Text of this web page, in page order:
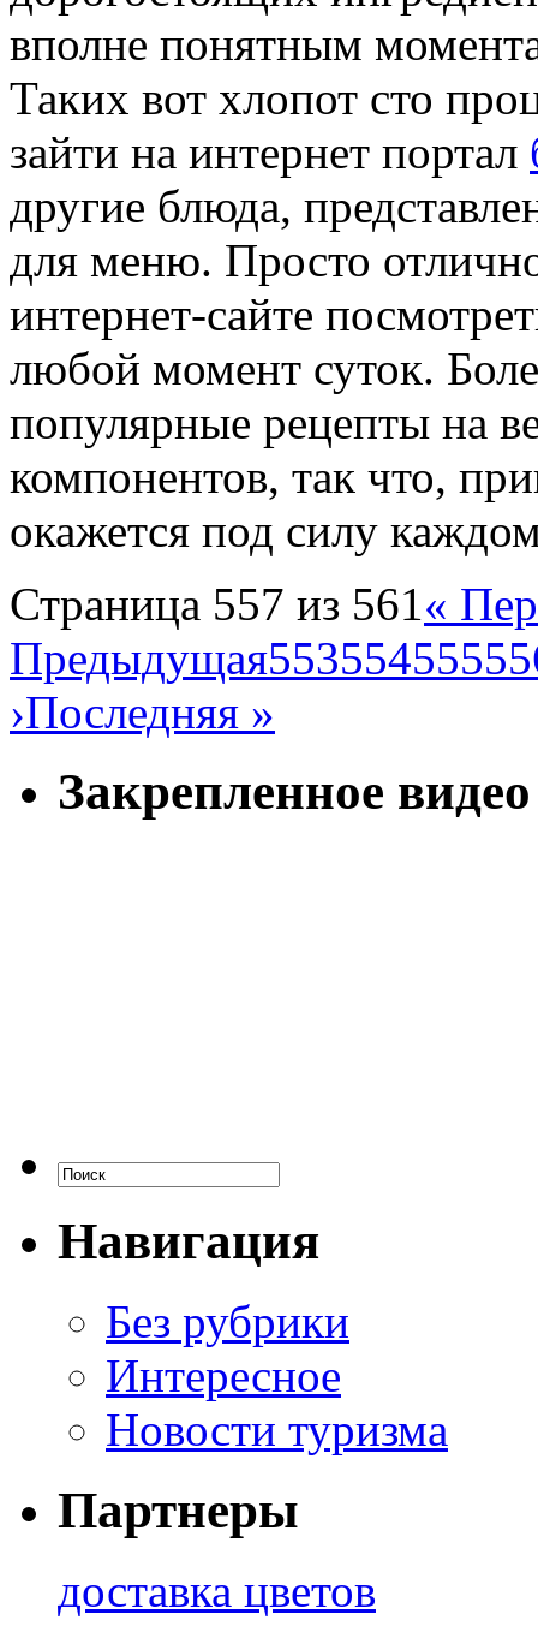
вполне понятным
Таких вот хлопот сто
зайти на интернет портал
другие блюда,
для меню. Просто
интернет-сайте
любой момент суток.
популярные рецепты на
компонентов, так что,
окажется под силу
Страница 557 из 561 «
Предыдущая553554555
›Последняя »
Закрепленное видео
Навигация
Без рубрики
Интересное
Новости туризма
Партнеры
доставка цветов